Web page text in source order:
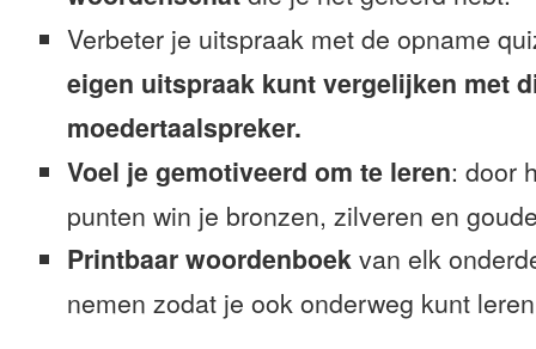
Verbeter je uitspraak met de opname
eigen uitspraak kunt vergelijken met
moedertaalspreker.
Voel je gemotiveerd om te leren: door
punten win je bronzen, zilveren en
Printbaar woordenboek van elk
nemen zodat je ook onderweg kunt